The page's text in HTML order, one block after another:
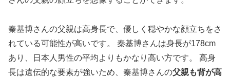
秦基博さんの父親は高身長で、優しく穏やかな顔立ちをさ
れている可能性が高いです。 秦基博さんは身長が178cm
あり、日本人男性の平均よりもかなり高い方です。 高身
長は遺伝的な要素が強いため、秦基博さんの父親も背が高